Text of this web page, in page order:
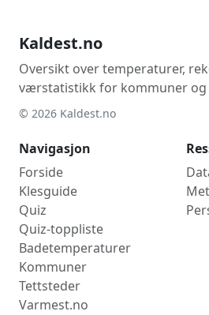
Kaldest.no
Oversikt over temperaturer,
værstatistikk for kommuner og
© 2026 Kaldest.no
Navigasjon
Forside
Klesguide
Quiz
Quiz-toppliste
Badetemperaturer
Kommuner
Tettsteder
Varmest.no